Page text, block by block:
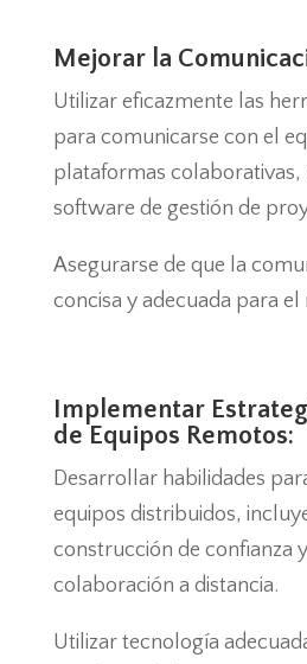
Mejorar la
Utilizar eficazmente las
para comunicarse con el
plataformas colaborativas,
software de gestión de
Asegurarse de que la
concisa y adecuada para el
Implementar
de Equipos Remotos:
Desarrollar habilidades
equipos distribuidos,
construcción de confianza
colaboración a distancia.
Utilizar tecnología